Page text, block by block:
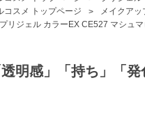
コスメ トップページ
メイクアッ
プリジェル カラーEX CE527 マシュマ
透明感」「持ち」「